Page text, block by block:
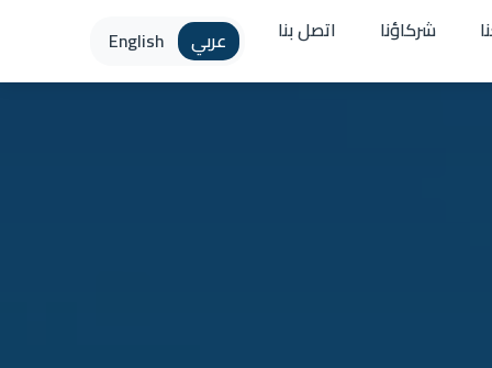
شركاؤنا اتصل بنا عربي English